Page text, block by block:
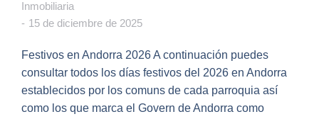
Inmobiliaria
15 de diciembre de 2025
Festivos en Andorra 2026 A continuación puedes
consultar todos los días festivos del 2026 en Andorra
establecidos por los comuns de cada parroquia así
como los que marca el Govern de Andorra como